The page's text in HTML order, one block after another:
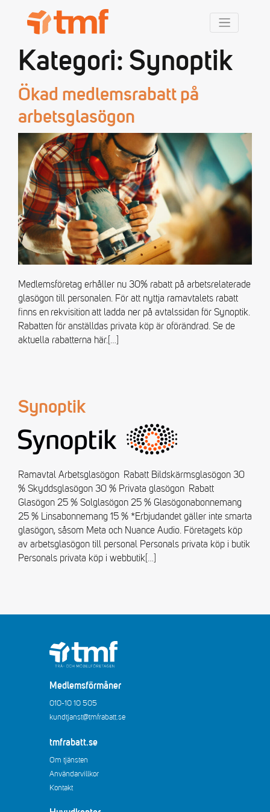
Kategori: Synoptik
Ökad medlemsrabatt på
arbetsglasögon
Medlemsföretag erhåller nu 30% rabatt på arbetsrelaterade
glasögon till personalen. För att nyttja ramavtalets rabatt
finns en rekvisition att ladda ner på avtalssidan för Synoptik.
Rabatten för anställdas privata köp är oförändrad. Se de
aktuella rabatterna här. […]
Synoptik
Ramavtal Arbetsglasögon Rabatt Bildskärmsglasögon 30
% Skyddsglasögon 30 % Privata glasögon Rabatt
Glasögon 25 % Solglasögon 25 % Glasögonabonnemang
25 % Linsabonnemang 15 % *Erbjudandet gäller inte smarta
glasögon, såsom Meta och Nuance Audio. Företagets köp
av arbetsglasögon till personal Personals privata köp i butik
Personals privata köp i webbutik […]
Medlemsförmåner
010-10 10 505
kundtjanst@tmfrabatt.se
tmfrabatt.se
Om tjänsten
Användarvillkor
Kontakt